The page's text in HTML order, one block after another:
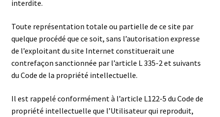
interdite.
Toute représentation totale ou partielle de ce site par
quelque procédé que ce soit, sans l’autorisation expresse
de l’exploitant du site Internet constituerait une
contrefaçon sanctionnée par l’article L 335-2 et suivants
du Code de la propriété intellectuelle.
Il est rappelé conformément à l’article L122-5 du Code de
propriété intellectuelle que l’Utilisateur qui reproduit,